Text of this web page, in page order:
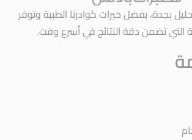
بجدة، بفضل خبرات كوادرنا الطبية وتوفر
التي تضمن دقة النتائج في أسرع وقت.